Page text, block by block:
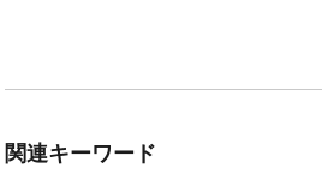
関連キーワード